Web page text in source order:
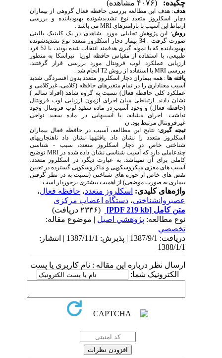
چکیده:
هدف: هدف این مطالعه بررسی حافظه فعال گروهی از بیماران
دچار اسکلروز متعدد نوعتشدیدشونده بهبودیابنده و بررسی
ارتباط این آسیب با پارامترهای MRI
می باشد .
روش: این پژوهش تحلیلی مورد شاهدی در یک کلینیک بالینی
صورت گرفت . 34 بیمار دچار اسکلروز متعدد نوع تشدیدشونده
بهبودیابنده که با نمونه گیری هدفمند انتخاب شده بودند، با 52 فرد
طبیعی، با استفاده از مقیاس حافظه لوریا نبراسکا به منظور
ارزیابی عملکرد لوبفرونتال مورد بررسی قرار گرفتند.
بررسی MRI با استفاده از روش T2
انجام شد .
یافته ها : همه بیماران دچار اسکلروز متعدد بدون افسردگی شدید
آسیب معناداری را در تمام متغیرهای حافظه (کلامی، غیرکلامی و
عملکرد کلی حافظه فعال) نسبت به گروه شاهد (افراد سالم )
نشان دادند. ارتباطی میان اجرای آزمون ارزیابی لوب فرونتال
(حافظه فعال) و وجود آسیب در ماده سفید لوب فرونتال وجود
نداشت. اجرای مشابه، با آسیبهایی در ماده سفید نواحی
غیرفرونتال مرتبط بود. ن
تیجه گیری : نتایج این مطالعه، آسیب در حافظه فعال بیماران
اسکلروز متعدد را نشان داد. یافتهها نشان داد ناهنجاریهای
شناختی خاص در دچار اسکلروز متعدد، سبب -شناسی
چندعاملی دارد که آسیب شناسی نشان داده شده در MRI
توضیح
کاملی برای آن نمیباشد. به عبارت دیگر، در اسکلروز متعدد،
آسیب های مغزی میکروسکوپی و ماکروسکوپی گسترده در تعیین
نقص های خاص از حوزه های شناختی (نسبت به در نظر گرفتن
بیماری به صورت موضعی) از اهمیت بیشتری برخوردار است.
واژه‌های کلیدی:اسکلروز متعدد،حافظه فعال،
عصبروانشناختی،دستگاه اعصاب مرکزی
متن کامل[PDF 219 kb]
نوع مطالعه:پژوهشي اصیل| موضوع مقاله:
تخصصي
دریافت: 1387/9/1 | پذیرش: 1387/11/1 | انتشار:
1388/1/1
ارسال نظر درباره این مقاله : نام کاربری یا پست
الکترونیک شما: